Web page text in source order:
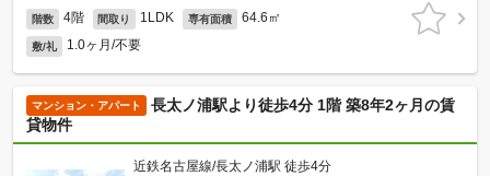
階数 4階 間取り 1LDK 専有面積 64.6㎡
敷/礼 1.0ヶ月/不要
マンション・アパート
長太ノ浦駅より徒歩4分 1階 築8年2ヶ月の賃
貸物件
近鉄名古屋線/長太ノ浦駅 徒歩4分